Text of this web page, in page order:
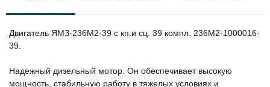
Двигатель ЯМЗ-236М2-39 с кп.и сц. 39 компл. 236М2-1000016-
39.
Надежный дизельный мотор. Он обеспечивает высокую
мощность, стабильную работу в тяжелых условиях и